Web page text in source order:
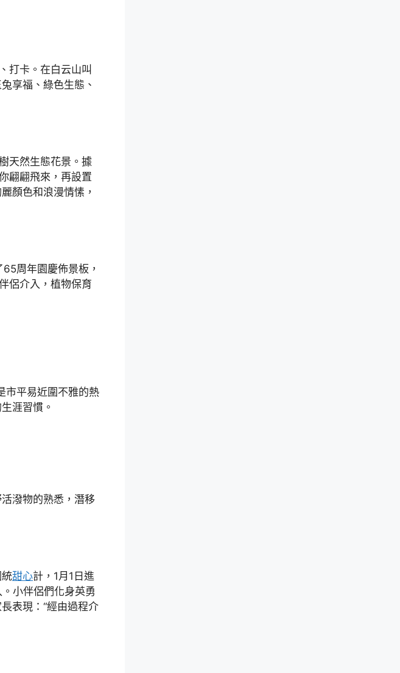
打卡。在白云山叫
享福、綠色生態、
天然生態花景。據
翩翩飛來，再設置
顏色和浪漫情愫，
周年園慶佈景板，
侶介入，植物保育
市平易近圍不雅的熱
涯習慣。
潑物的熟悉，潛移
甜心計，1月1日進
小伴侶們化身英勇
表現：“經由過程介